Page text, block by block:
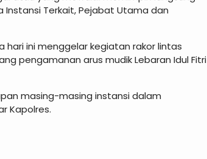
Instansi Terkait, Pejabat Utama dan
hari ini menggelar kegiatan rakor lintas
pengamanan arus mudik Lebaran Idul Fitri
masing-masing instansi dalam
Kapolres.